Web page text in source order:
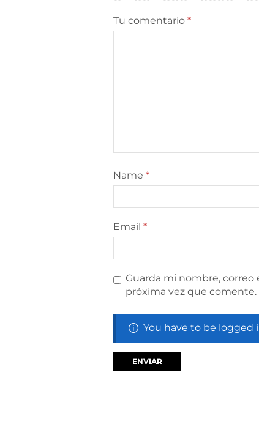
Tu comentario *
Name *
Email *
Guarda mi nombre, correo
próxima vez que comente.
You have to be logged